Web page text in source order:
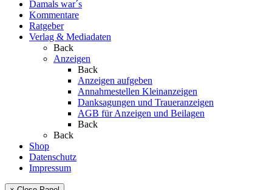
Damals war´s
Kommentare
Ratgeber
Verlag & Mediadaten
Back
Anzeigen
Back
Anzeigen aufgeben
Annahmestellen Kleinanzeigen
Danksagungen und Traueranzeigen
AGB für Anzeigen und Beilagen
Back
Back
Shop
Datenschutz
Impressum